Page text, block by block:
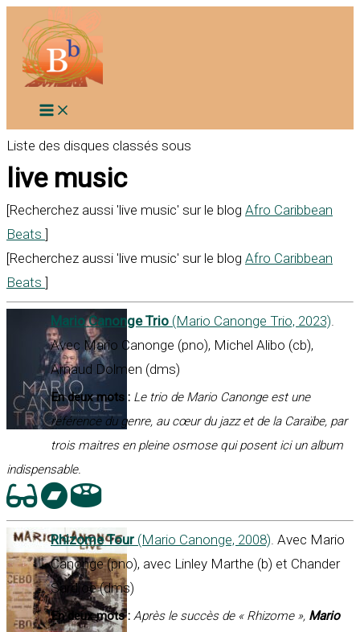
contenu
Liste des disques classés sous
live music
[Recherchez aussi 'live music' sur le blog Afro Caribbean
Beats ]
[Recherchez aussi 'live music' sur le blog Afro Caribbean
Beats ]
Mario Canonge Trio (Mario Canonge Trio, 2023).
Avec Mario Canonge (pno), Michel Alibo (cb),
Arnaud Dolmen (dms)
En deux mots : Le trio de Mario Canonge est une
référence du genre, au cœur du jazz et de la Caraïbe, par
trois maitres en pleine osmose qui posent ici un album
indispensable.
Rhizome Tour (Mario Canonge, 2008). Avec Mario
Canonge (pno), avec Linley Marthe (b) et Chander
Sardjoe (dms)
En deux mots : Après le succès de « Rhizome », Mario